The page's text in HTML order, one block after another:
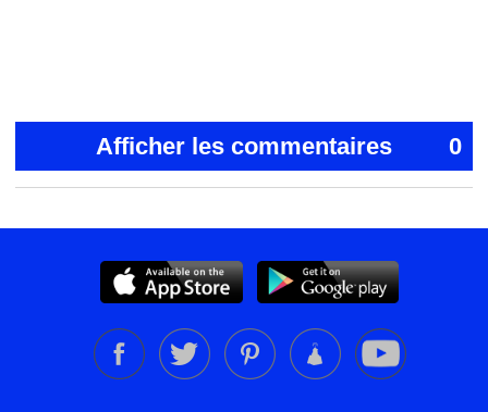
Afficher les commentaires 0